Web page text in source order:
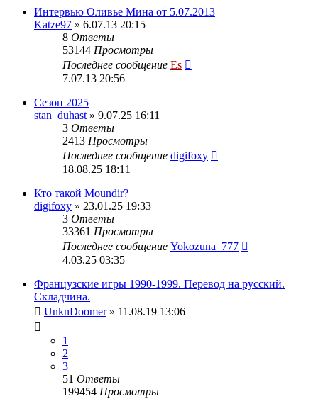
Интервью Оливье Мина от 5.07.2013
Katze97 » 6.07.13 20:15
8 Ответы
53144 Просмотры
Последнее сообщение Es
7.07.13 20:56
Сезон 2025
stan_duhast » 9.07.25 16:11
3 Ответы
2413 Просмотры
Последнее сообщение digifoxy
18.08.25 18:11
Кто такой Moundir?
digifoxy » 23.01.25 19:33
3 Ответы
33361 Просмотры
Последнее сообщение Yokozuna_777
4.03.25 03:35
Французские игры 1990-1999. Перевод на русский.
Складчина.
UnknDoomer» 11.08.19 13:06
1
2
3
51 Ответы
199454 Просмотры